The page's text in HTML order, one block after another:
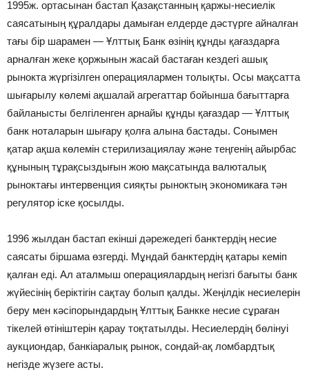
1995ж. ортасынан бастап Қазақстанның қаржы-несиелік
саясатының құралдары дамыған елдерде дәстүрге айналған
тағы бір шарамен — Ұлттық Банк өзінің құнды қағаздарға
арналған жеке қоржынын жасай бастаған кездегі ашық
рынокта жүргізілген операциялармен толықты. Осы мақсатта
шығарылу көлемі ақшалай агрегаттар бойынша бағыттарға
байланысты белгіленген арнайы құнды қағаздар — Ұлттық
банк ноталарын шығару қолға алына бастады. Сонымен
қатар ақша көлемін стерилизациялау және теңгенің айырбас
құнының тұрақсыздығын жою мақсатында валюталық
рыноктағы интервенция сияқты рыноктың экономикаға тән
регулятор іске қосылды.
1996 жылдан бастап екінші дәрежедегі банктердің несие
саясаты біршама өзгерді. Мұндай банктердің қатары кеміп
қалған еді. Ал аталмыш операциялардың негізгі бағыты банк
жүйесінің беріктігін сақтау болып қалды. Жеңілдік несиелерін
беру мен кәсіпорындардың Ұлттық Банкке несие сұраған
тікелей өтініштерін қарау тоқтатылды. Несиелердің бөлінуі
аукциондар, банкіаралық рынок, сондай-ақ ломбардтық
негізде жүзеге асты.